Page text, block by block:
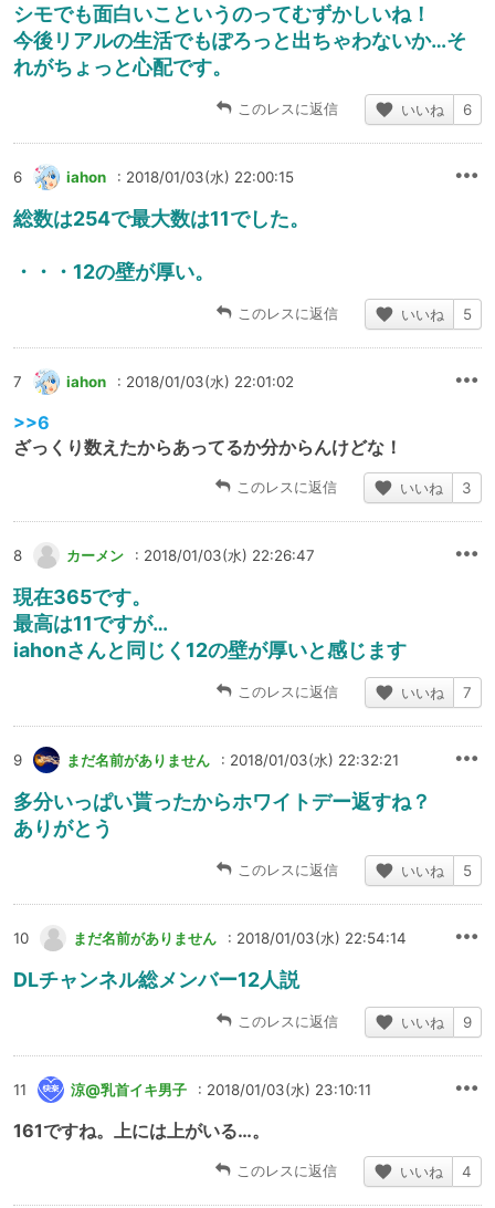
シモでも面白いこというのってむずかしいね！
今後リアルの生活でもぽろっと出ちゃわないか…そ
れがちょっと心配です。
このレスに返信 いいね 6
6 iahon : 2018/01/03(水) 22:00:15
総数は254で最大数は11でした。
・・・12の壁が厚い。
このレスに返信 いいね 5
7 iahon : 2018/01/03(水) 22:01:02
>>6
ざっくり数えたからあってるか分からんけどな！
このレスに返信 いいね 3
8 カーメン : 2018/01/03(水) 22:26:47
現在365です。
最高は11ですが…
iahonさんと同じく12の壁が厚いと感じます
このレスに返信 いいね 7
9 まだ名前がありません : 2018/01/03(水) 22:32:21
多分いっぱい貰ったからホワイトデー返すね？
ありがとう
このレスに返信 いいね 5
10 まだ名前がありません : 2018/01/03(水) 22:54:14
DLチャンネル総メンバー12人説
このレスに返信 いいね 9
11 涼@乳首イキ男子 : 2018/01/03(水) 23:10:11
161ですね。上には上がいる…。
このレスに返信 いいね 4